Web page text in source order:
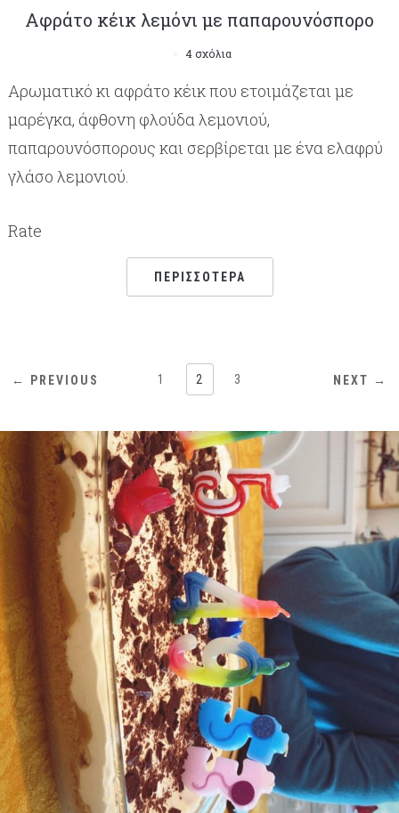
Αφράτο κέικ λεμόνι με παπαρουνόσπορο
4 σχόλια
Aρωματικό κι αφράτο κέικ που ετοιμάζεται με
μαρέγκα, άφθονη φλούδα λεμονιού,
παπαρουνόσπορους και σερβίρεται με ένα ελαφρύ
γλάσο λεμονιού.
Rate
ΠΕΡΙΣΣΌΤΕΡΑ
← PREVIOUS 1 2 3 NEXT →